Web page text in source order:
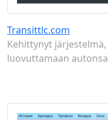
Transittlc.com
Kehittynyt
luovuttamaan